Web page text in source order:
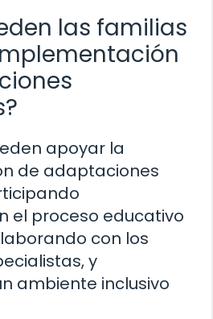
las familias
apoyar la
de adaptaciones
el proceso educativo
con los
y
ambiente inclusivo